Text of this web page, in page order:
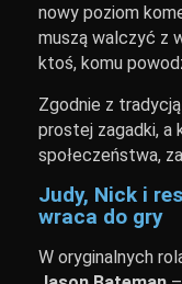
nowy poziom
muszą walczyć z
ktoś, komu
Zgodnie z
prostej zagadki, a
społeczeństwa,
Judy, Nick i
wraca do gry
W oryginalnych